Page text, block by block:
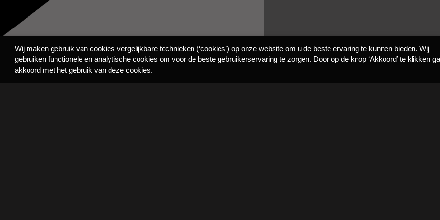
Wij maken gebruik van cookies vergelijkbare technieken (‘cookies’) op onze website om u de beste ervaring te kunnen bieden. Wij
gebruiken functionele en analytische cookies om voor de beste gebruikerservaring te zorgen. Door op de knop ‘Akkoord’ te klikken
akkoord met het gebruik van deze cookies.